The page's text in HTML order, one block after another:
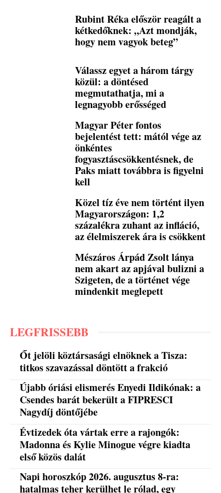
Rubint Réka először reagált a
kétkedőknek: „Azt mondják,
hogy nem vagyok beteg”
Válassz egyet a három tárgy
közül: a döntésed
megmutathatja, mi a
legnagyobb erősséged
Magyar Péter fontos
bejelentést tett: mától vége az
önkéntes
fogyasztáscsökkentésnek, de
Paks miatt továbbra is figyelni
kell
Közel tíz éve nem történt ilyen
Magyarországon: 1,2
százalékra zuhant az infláció,
az élelmiszerek ára is csökkent
Mészáros Árpád Zsolt lánya
nem akart az apjával bulizni a
Szigeten, de a történet vége
mindenkit meglepett
LEGFRISSEBB
Őt jelöli köztársasági elnöknek a Tisza:
titkos szavazással döntött a frakció
Újabb óriási elismerés Enyedi Ildikónak: a
Csendes barát bekerült a FIPRESCI
Nagydíj döntőjébe
Évtizedek óta vártak erre a rajongók:
Madonna és Kylie Minogue végre kiadta
első közös dalát
Napi horoszkóp 2026. augusztus 8-ra:
hatalmas teher kerülhet le rólad, egy